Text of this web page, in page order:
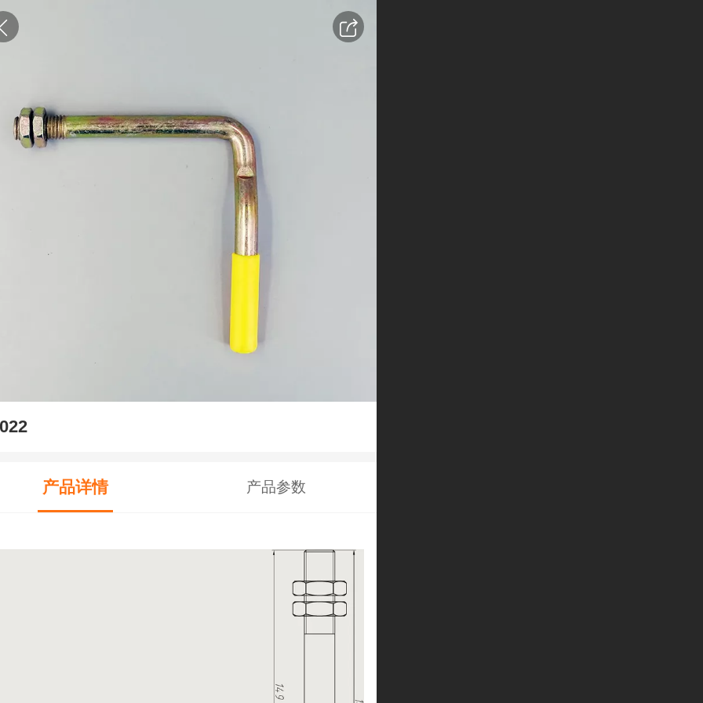
产品详情 产品参数